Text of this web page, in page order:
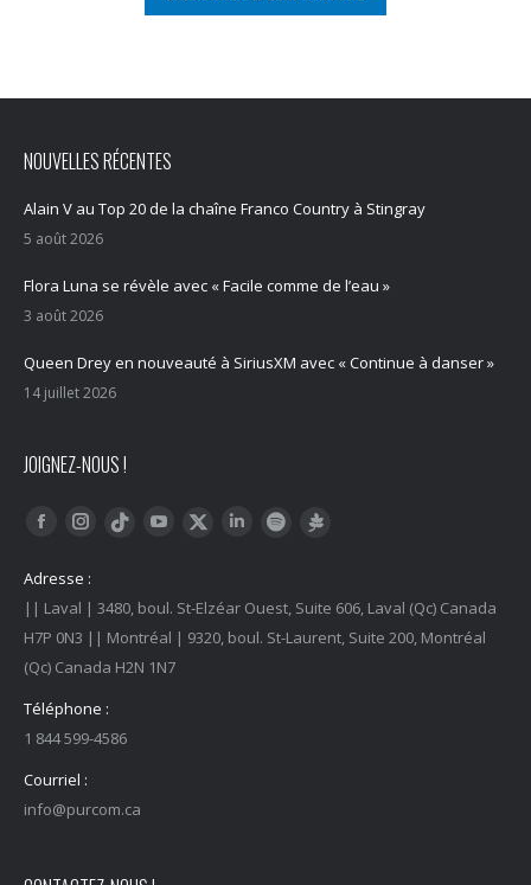
NOUVELLES RÉCENTES
Alain V au Top 20 de la chaîne Franco Country à Stingray
5 août 2026
Flora Luna se révèle avec « Facile comme de l’eau »
3 août 2026
Queen Drey en nouveauté à SiriusXM avec « Continue à danser »
14 juillet 2026
JOIGNEZ-NOUS !
Trouvez nous sur :
FacebookInstagram
Tiktok YouTubeTwitter LinkedInSpotify
Adresse :
|| Laval | 3480, boul. St-Elzéar Ouest, Suite 606, Laval (Qc) Canada
H7P 0N3 || Montréal | 9320, boul. St-Laurent, Suite 200, Montréal
(Qc) Canada H2N 1N7
Téléphone :
1 844 599-4586
Courriel :
info@purcom.ca